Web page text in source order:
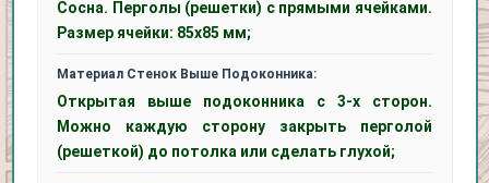
Сосна. Перголы (решетки) с прямыми ячейками.
Размер ячейки: 85х85 мм;
Материал Стенок Выше Подоконника:
Открытая выше подоконника с 3-х сторон.
Можно каждую сторону закрыть перголой
(решеткой) до потолка или сделать глухой;